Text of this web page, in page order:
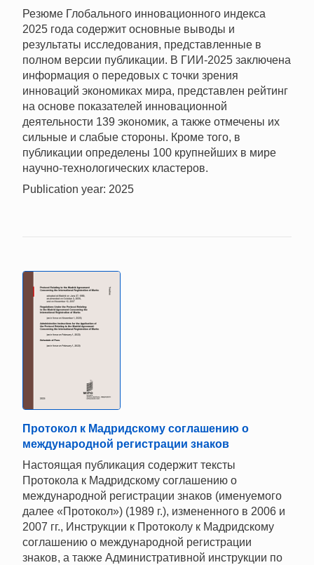
Резюме Глобального инновационного индекса
2025 года содержит основные выводы и
результаты исследования, представленные в
полном версии публикации. В ГИИ-2025 заключена
информация о передовых с точки зрения
инноваций экономиках мира, представлен рейтинг
на основе показателей инновационной
деятельности 139 экономик, а также отмечены их
сильные и слабые стороны. Кроме того, в
публикации определены 100 крупнейших в мире
научно-технологических кластеров.
Publication year: 2025
Протокол к Мадридскому соглашению о
международной регистрации знаков
Настоящая публикация содержит тексты
Протокола к Мадридскому соглашению о
международной регистрации знаков (именуемого
далее «Протокол») (1989 г.), измененного в 2006 и
2007 гг., Инструкции к Протоколу к Мадридскому
соглашению о международной регистрации
знаков, а также Административной инструкции по